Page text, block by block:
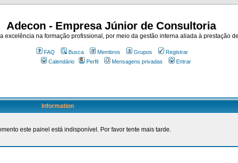
Adecon - Empresa Júnior de Consultoria
excelência na formação profissional, por meio da gestão interna aliada à prestação
FAQ Busca Membros Grupos
Registrar
Calendário
Perfil Mensagens privadas Entrar
Information
este painel está indisponível. Por favor tente mais tarde.